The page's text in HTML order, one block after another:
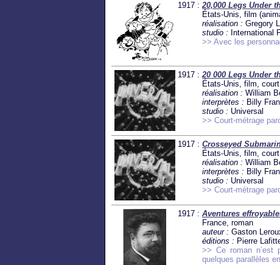
1917 : 20,000 Legs Under
États-Unis, film
réalisation : Gregory
studio : International
>> Avec les
1917 : 20 000 Legs Under
États-Unis, film,
réalisation : William
interprètes : Billy
studio : Universal
>> Court-métrage
1917 : Crosseyed
États-Unis, film,
réalisation : William
interprètes : Billy
studio : Universal
>> Court-métrage
1917 : Aventures
France, roman
auteur : Gaston
éditions : Pierre
>> Ce roman n’est
quelques parallèles